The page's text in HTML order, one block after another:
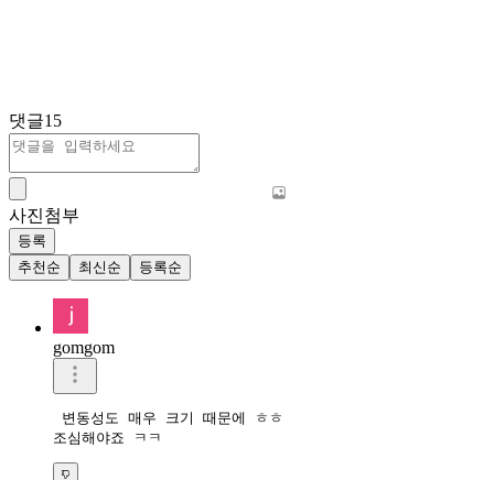
댓글15
사진첨부
등록
추천순
최신순 등록순
gomgom
변동성도 매우 크기 때문에 ㅎㅎ
조심해야죠 ㅋㅋ